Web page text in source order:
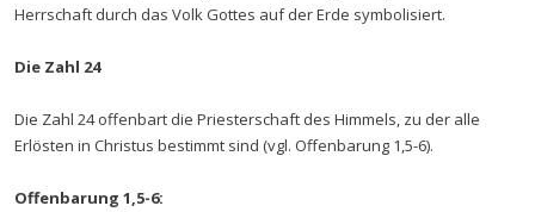
Herrschaft durch das Volk Gottes auf der Erde symbolisiert.
Die Zahl 24
Die Zahl 24 offenbart die Priesterschaft des Himmels, zu der alle
Erlösten in Christus bestimmt sind (vgl. Offenbarung 1,5-6).
Offenbarung 1,5-6: